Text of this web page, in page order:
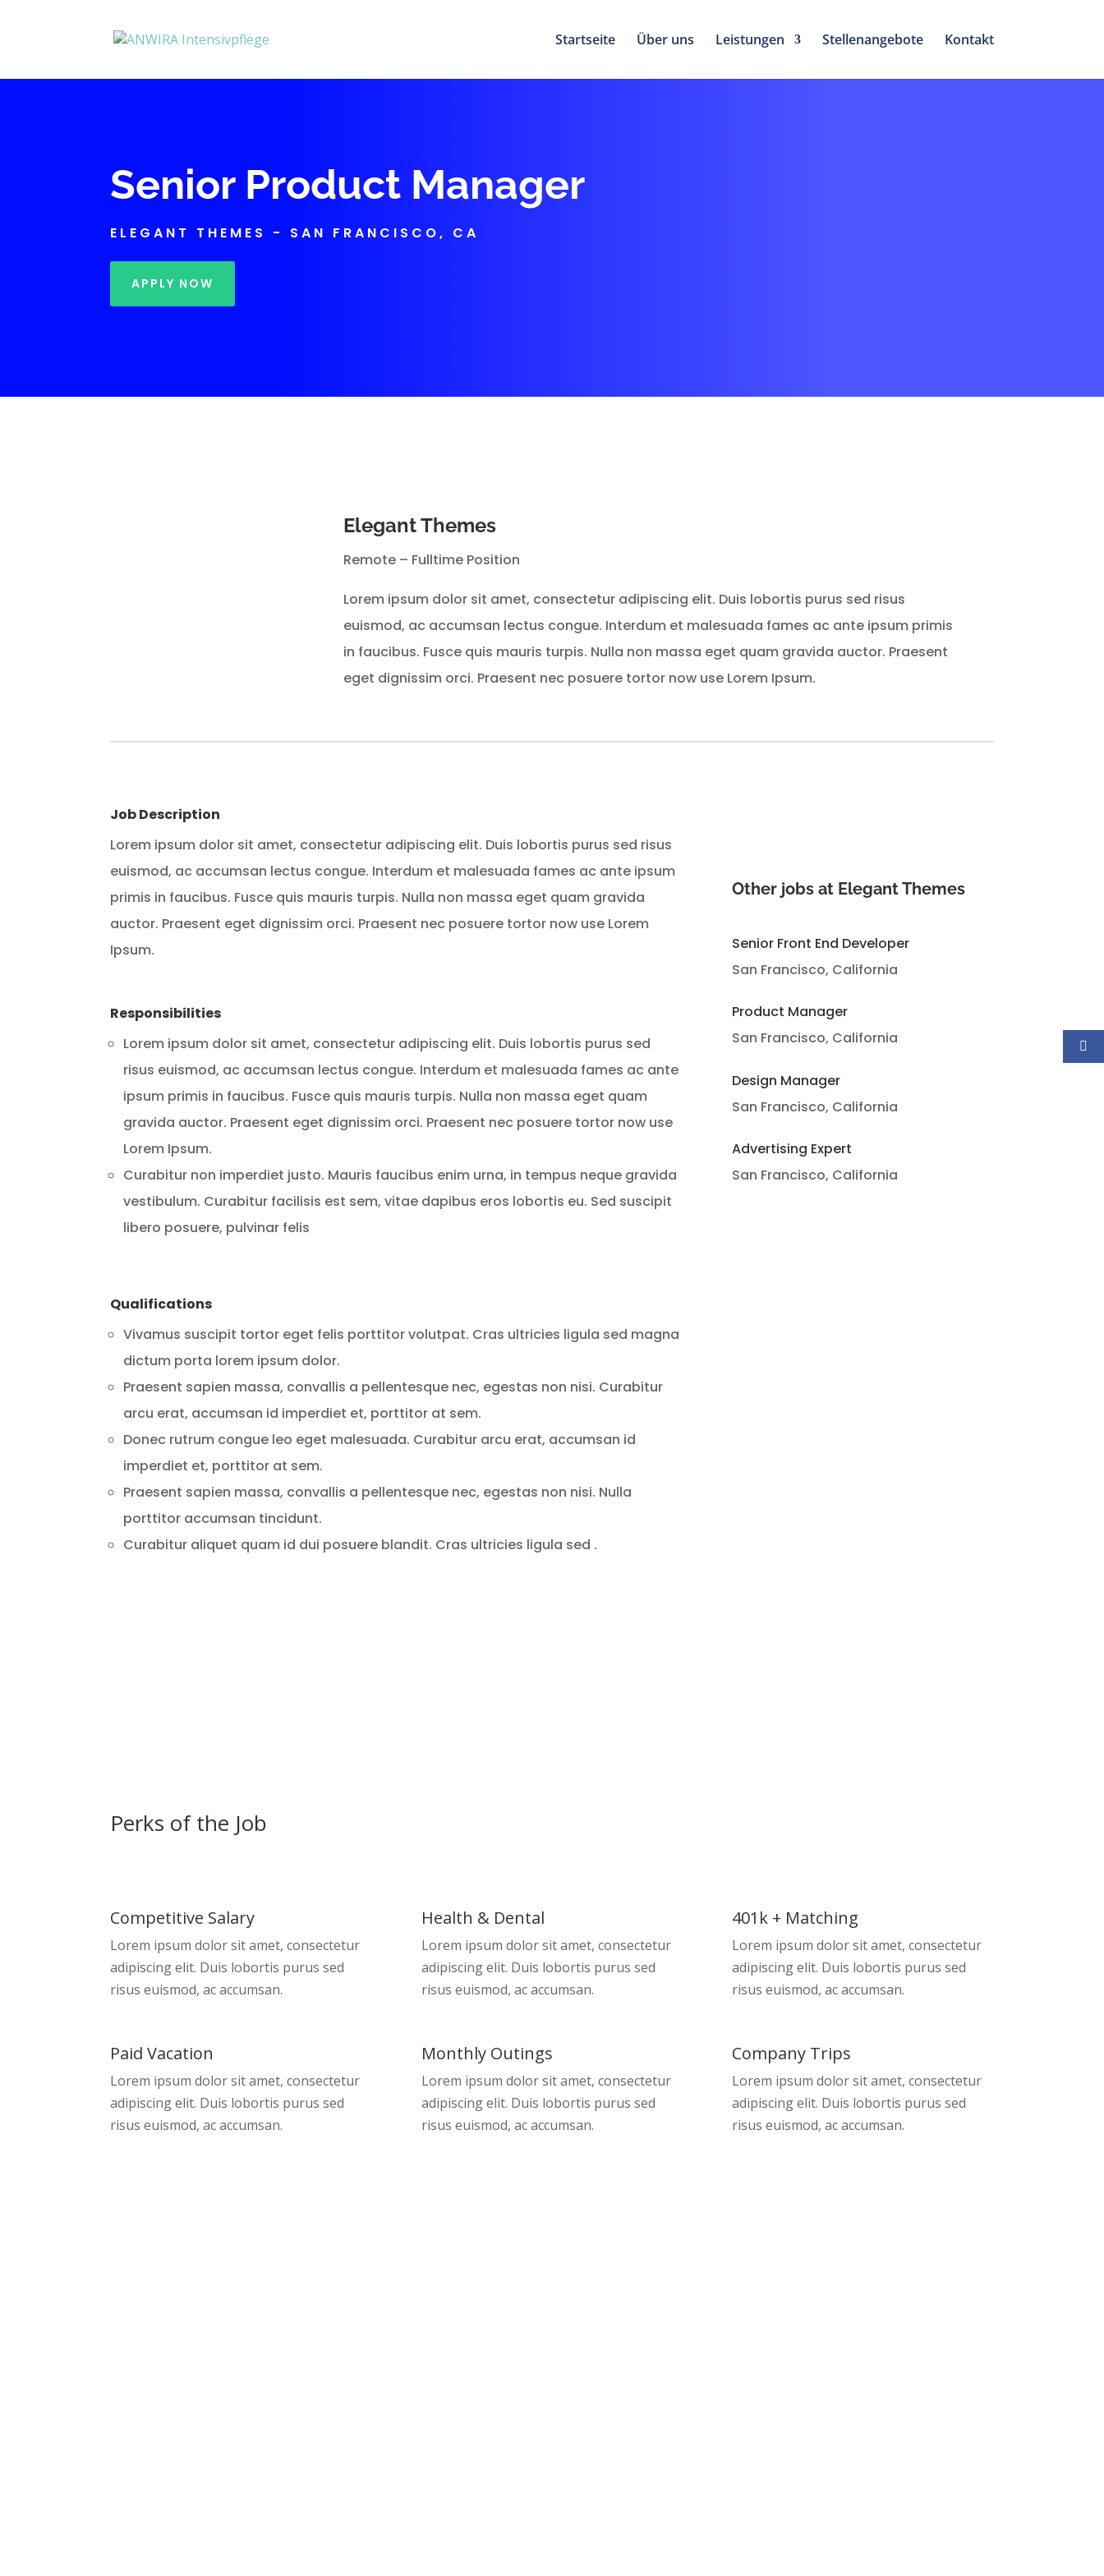
Startseite Über uns Leistungen Stellenangebote Kontakt
Senior Product Manager
ELEGANT THEMES - SAN FRANCISCO, CA
APPLY NOW
Elegant Themes
Remote – Fulltime Position
Lorem ipsum dolor sit amet, consectetur adipiscing elit. Duis lobortis purus sed risus
euismod, ac accumsan lectus congue. Interdum et malesuada fames ac ante ipsum primis
in faucibus. Fusce quis mauris turpis. Nulla non massa eget quam gravida auctor. Praesent
eget dignissim orci. Praesent nec posuere tortor now use Lorem Ipsum.
Job Description
Lorem ipsum dolor sit amet, consectetur adipiscing elit. Duis lobortis purus sed risus
euismod, ac accumsan lectus congue. Interdum et malesuada fames ac ante ipsum
primis in faucibus. Fusce quis mauris turpis. Nulla non massa eget quam gravida
auctor. Praesent eget dignissim orci. Praesent nec posuere tortor now use Lorem
Ipsum.
Responsibilities
Lorem ipsum dolor sit amet, consectetur adipiscing elit. Duis lobortis purus sed
risus euismod, ac accumsan lectus congue. Interdum et malesuada fames ac ante
ipsum primis in faucibus. Fusce quis mauris turpis. Nulla non massa eget quam
gravida auctor. Praesent eget dignissim orci. Praesent nec posuere tortor now use
Lorem Ipsum.
Curabitur non imperdiet justo. Mauris faucibus enim urna, in tempus neque gravida
vestibulum. Curabitur facilisis est sem, vitae dapibus eros lobortis eu. Sed suscipit
libero posuere, pulvinar felis
Qualifications
Vivamus suscipit tortor eget felis porttitor volutpat. Cras ultricies ligula sed magna
dictum porta lorem ipsum dolor.
Praesent sapien massa, convallis a pellentesque nec, egestas non nisi. Curabitur
arcu erat, accumsan id imperdiet et, porttitor at sem.
Donec rutrum congue leo eget malesuada. Curabitur arcu erat, accumsan id
imperdiet et, porttitor at sem.
Praesent sapien massa, convallis a pellentesque nec, egestas non nisi. Nulla
porttitor accumsan tincidunt.
Curabitur aliquet quam id dui posuere blandit. Cras ultricies ligula sed .
Other jobs at Elegant Themes
Senior Front End Developer
San Francisco, California
Product Manager
San Francisco, California
Design Manager
San Francisco, California
Advertising Expert
San Francisco, California
Perks of the Job
Competitive Salary
Lorem ipsum dolor sit amet, consectetur
adipiscing elit. Duis lobortis purus sed
risus euismod, ac accumsan.
Health & Dental
Lorem ipsum dolor sit amet, consectetur
adipiscing elit. Duis lobortis purus sed
risus euismod, ac accumsan.
401k + Matching
Lorem ipsum dolor sit amet, consectetur
adipiscing elit. Duis lobortis purus sed
risus euismod, ac accumsan.
Paid Vacation
Lorem ipsum dolor sit amet, consectetur
adipiscing elit. Duis lobortis purus sed
risus euismod, ac accumsan.
Monthly Outings
Lorem ipsum dolor sit amet, consectetur
adipiscing elit. Duis lobortis purus sed
risus euismod, ac accumsan.
Company Trips
Lorem ipsum dolor sit amet, consectetur
adipiscing elit. Duis lobortis purus sed
risus euismod, ac accumsan.